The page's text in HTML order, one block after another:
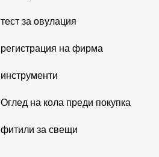
тест за овулация
регистрация на фирма
инструменти
Оглед на кола преди покупка
фитили за свещи